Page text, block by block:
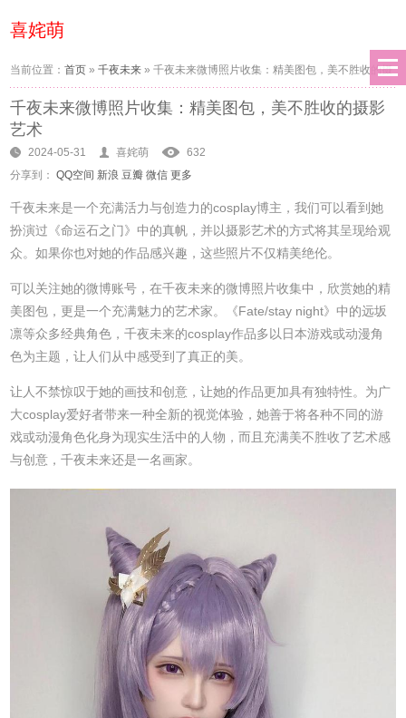
喜姹萌
当前位置：首页 »千夜未来 »千夜未来微博照片收集：精美图包，美不胜收的摄
影艺术
千夜未来微博照片收集：精美图包，美不胜收的摄影
艺术
2024-05-31 喜姹萌
632
分享到： QQ空间 新浪 豆瓣 微信 更多
千夜未来是一个充满活力与创造力的cosplay博主，我们可以看到她
扮演过《命运石之门》中的真帆，并以摄影艺术的方式将其呈现给观
众。如果你也对她的作品感兴趣，这些照片不仅精美绝伦。
可以关注她的微博账号，在千夜未来的微博照片收集中，欣赏她的精
美图包，更是一个充满魅力的艺术家。《Fate/stay night》中的远坂
凛等众多经典角色，千夜未来的cosplay作品多以日本游戏或动漫角
色为主题，让人们从中感受到了真正的美。
让人不禁惊叹于她的画技和创意，让她的作品更加具有独特性。为广
大cosplay爱好者带来一种全新的视觉体验，她善于将各种不同的游
戏或动漫角色化身为现实生活中的人物，而且充满美不胜收了艺术感
与创意，千夜未来还是一名画家。